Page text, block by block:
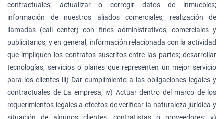
contractuales; actualizar o corregir datos de inmuebles;
información de nuestros aliados comerciales; realización de
llamadas (call center) con fines administrativos, comerciales y
publicitarios; y en general, información relacionada con la actividad
que impliquen los contratos suscritos entre las partes; desarrollar
tecnologías, servicios o planes que representen un mejor servicio
para los clientes iii) Dar cumplimiento a las obligaciones legales y
contractuales de La empresa; iv) Actuar dentro del marco de los
requerimientos legales a efectos de verificar la naturaleza jurídica y
situación de algunos clientes, contratistas o proveedores; v)